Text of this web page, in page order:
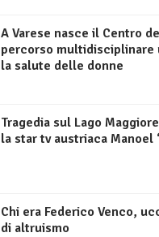
A Varese nasce il Centro
percorso multidisciplinare
la salute delle donne
Tragedia sul Lago
la star tv austriaca Manoel
Chi era Federico Venco,
di altruismo